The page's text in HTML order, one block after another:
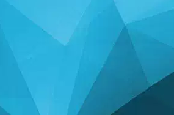
STATISTIKA
25002 Kasutajad